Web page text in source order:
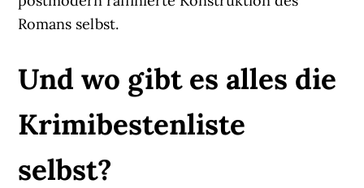
Romans selbst.
Und wo gibt es alles die
Krimibestenliste
selbst?